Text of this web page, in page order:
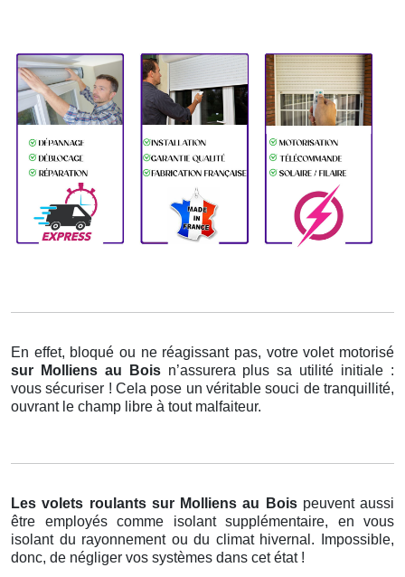
En effet, bloqué ou ne réagissant pas, votre volet motorisé
sur Molliens au Bois n’assurera plus sa utilité initiale :
vous sécuriser ! Cela pose un véritable souci de tranquillité,
ouvrant le champ libre à tout malfaiteur.
Les volets roulants sur Molliens au Bois peuvent aussi
être employés comme isolant supplémentaire, en vous
isolant du rayonnement ou du climat hivernal. Impossible,
donc, de négliger vos systèmes dans cet état !